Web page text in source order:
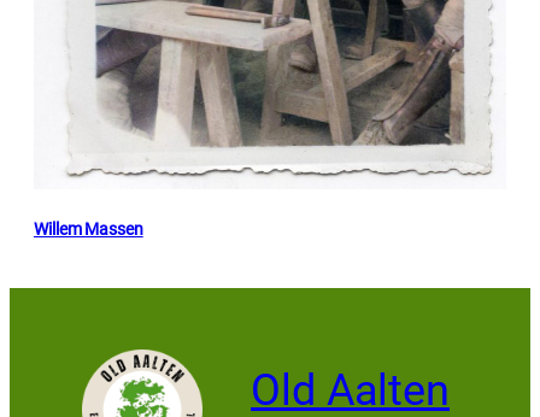
Willem Massen
Old Aalten